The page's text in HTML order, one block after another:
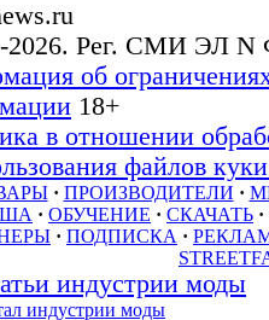
2026. Рег. СМИ ЭЛ N
об
18+
в отношении
файлов
· ПРОИЗВОДИТЕЛИ ·
· ОБУЧЕНИЕ · СКАЧАТЬ ·
· ПОДПИСКА ·
индустрии моды